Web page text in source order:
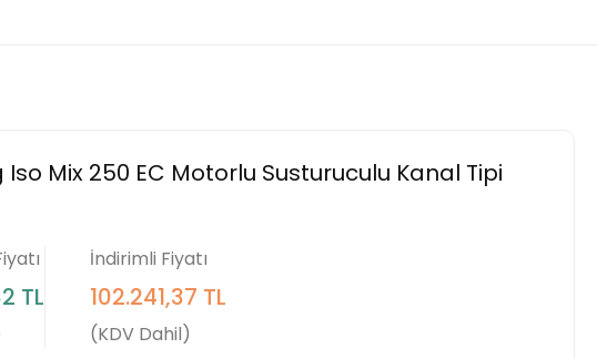
Mix 250 EC Motorlu Susturuculu Kanal Tipi
İndirimli Fiyatı
102.241,37 TL
(KDV Dahil)
TL